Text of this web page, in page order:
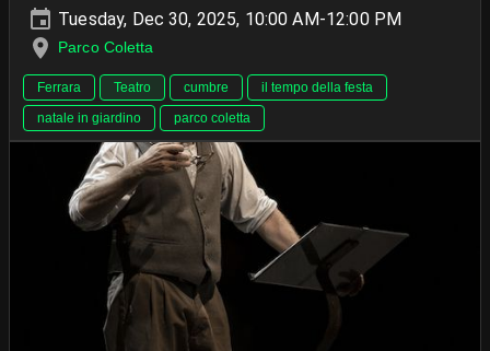
Tuesday, Dec 30, 2025, 10:00 AM-12:00 PM
Parco Coletta
Ferrara Teatro cumbre
il tempo della festa
natale in giardino
parco coletta